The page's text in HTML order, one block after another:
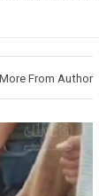
More From Author